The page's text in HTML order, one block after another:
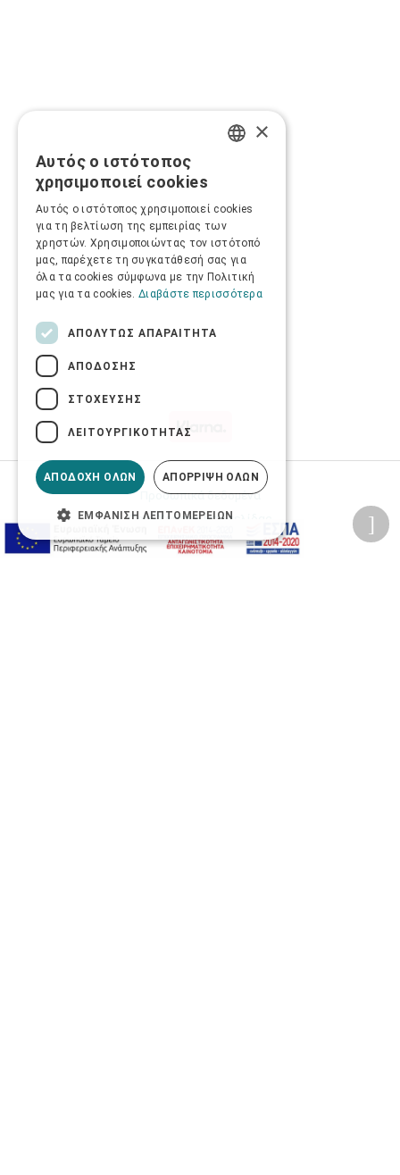
Προσωπικά δεδομένα
Όροι Χρήσης Ιστοσελίδας
Ασφάλεια συναλλαγών
×
Αυτός ο ιστότοπος
χρησιμοποιεί cookies
Αυτός ο ιστότοπος χρησιμοποιεί cookies
για τη βελτίωση της εμπειρίας των
χρηστών. Χρησιμοποιώντας τον ιστότοπό
μας, παρέχετε τη συγκατάθεσή σας για
όλα τα cookies σύμφωνα με την Πολιτική
μας για τα cookies. Διαβάστε περισσότερα
ΑΠΟΛΎΤΩΣ ΑΠΑΡΑΊΤΗΤΑ
ΑΠΌΔΟΣΗΣ
ΣΤΌΧΕΥΣΗΣ
ΛΕΙΤΟΥΡΓΙΚΌΤΗΤΑΣ
ΑΠΟΔΟΧΉ ΌΛΩΝ ΑΠΌΡΡΙΨΗ ΌΛΩΝ
ΕΜΦΆΝΙΣΗ ΛΕΠΤΟΜΕΡΕΙΏΝ